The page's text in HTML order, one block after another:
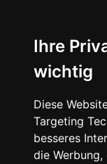
Ihre
wichtig
Diese
Targeting
besseres
die Werbung,